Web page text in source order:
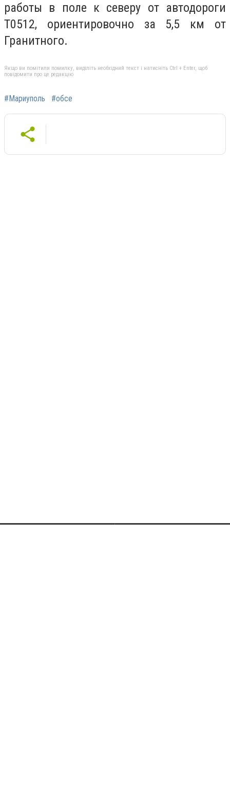
работы в поле к северу от автодороги
Т0512, ориентировочно за 5,5 км от
Гранитного.
Якщо ви помітили помилку, виділіть необхідний текст і натисніть Ctrl + Enter, щоб
повідомити про це редакцію
#Мариуполь #обсе